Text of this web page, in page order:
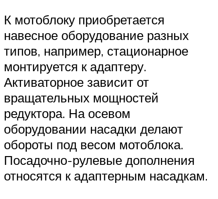
К мотоблоку приобретается
навесное оборудование разных
типов, например, стационарное
монтируется к адаптеру.
Активаторное зависит от
вращательных мощностей
редуктора. На осевом
оборудовании насадки делают
обороты под весом мотоблока.
Посадочно-рулевые дополнения
относятся к адаптерным насадкам.